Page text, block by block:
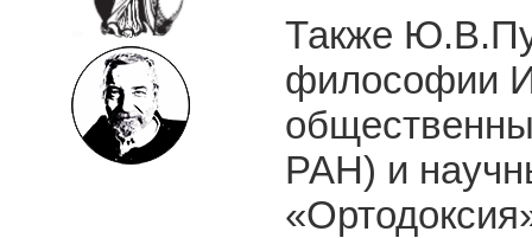
Также
философии
РАН) и